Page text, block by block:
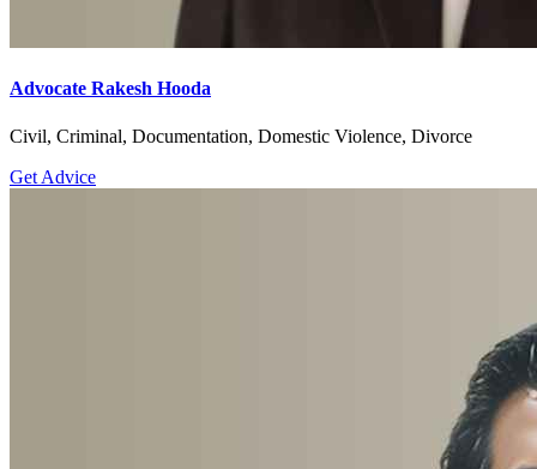
Advocate Rakesh Hooda
Civil, Criminal, Documentation, Domestic Violence, Divorce
Get Advice